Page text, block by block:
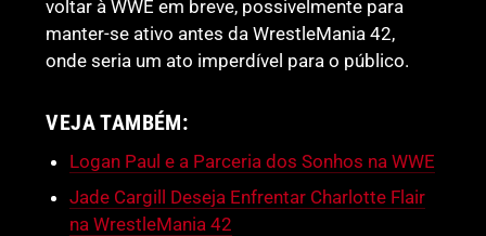
voltar à WWE em breve, possivelmente para
manter-se ativo antes da WrestleMania 42,
onde seria um ato imperdível para o público.
VEJA TAMBÉM:
Logan Paul e a Parceria dos Sonhos na WWE
Jade Cargill Deseja Enfrentar Charlotte Flair
na WrestleMania 42